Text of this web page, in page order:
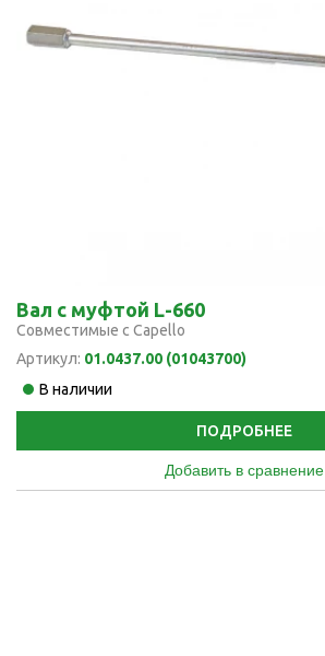
Вал с муфтой L-660
Совместимые с Capello
Артикул: 01.0437.00 (01043700)
В наличии
ПОДРОБНЕЕ
Добавить в сравнение